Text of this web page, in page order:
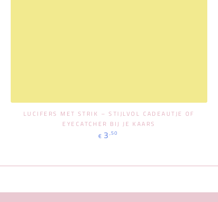
LUCIFERS MET STRIK – STIJLVOL CADEAUTJE OF
EYECATCHER BIJ JE KAARS
Regulärer
€ 3,50